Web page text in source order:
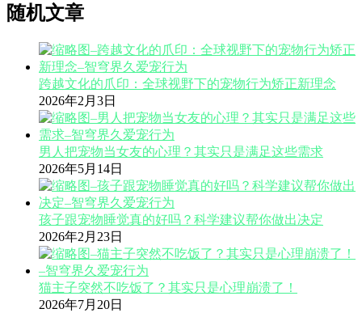
随机文章
跨越文化的爪印：全球视野下的宠物行为矫正新理念
2026年2月3日
男人把宠物当女友的心理？其实只是满足这些需求
2026年5月14日
孩子跟宠物睡觉真的好吗？科学建议帮你做出决定
2026年2月23日
猫主子突然不吃饭了？其实只是心理崩溃了！
2026年7月20日